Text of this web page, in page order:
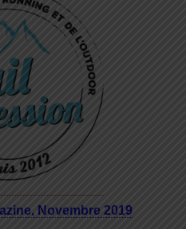
Novembre 2019